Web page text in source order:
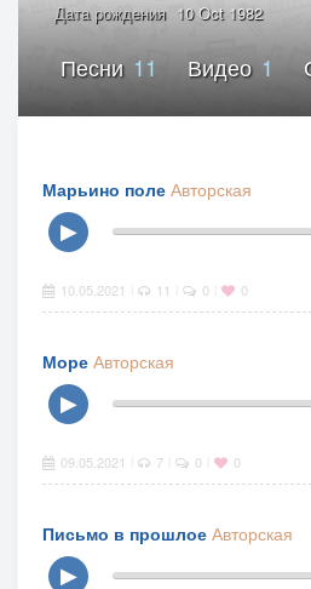
Дата рождения 10 Oct 1982
Песни 11 Видео 1
Марьино поле Авторская
▶
10.05.2021 11 0 0
Море Авторская
▶
09.05.2021 7 0 0
Письмо в прошлое Авторская
▶